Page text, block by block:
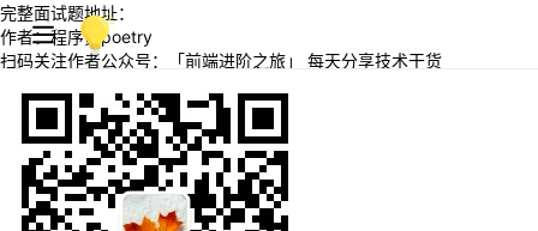
完整面试题地址：
作者：程序员poetry
扫码关注作者公众号：「前端进阶之旅」 每天分享技术干货